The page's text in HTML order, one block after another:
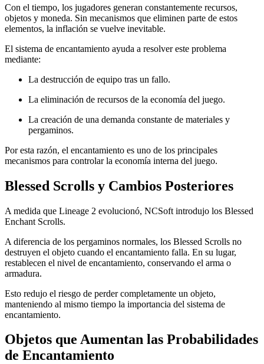
Con el tiempo, los jugadores generan constantemente recursos,
objetos y moneda. Sin mecanismos que eliminen parte de estos
elementos, la inflación se vuelve inevitable.
El sistema de encantamiento ayuda a resolver este problema
mediante:
La destrucción de equipo tras un fallo.
La eliminación de recursos de la economía del juego.
La creación de una demanda constante de materiales y
pergaminos.
Por esta razón, el encantamiento es uno de los principales
mecanismos para controlar la economía interna del juego.
Blessed Scrolls y Cambios Posteriores
A medida que Lineage 2 evolucionó, NCSoft introdujo los Blessed
Enchant Scrolls.
A diferencia de los pergaminos normales, los Blessed Scrolls no
destruyen el objeto cuando el encantamiento falla. En su lugar,
restablecen el nivel de encantamiento, conservando el arma o
armadura.
Esto redujo el riesgo de perder completamente un objeto,
manteniendo al mismo tiempo la importancia del sistema de
encantamiento.
Objetos que Aumentan las Probabilidades
de Encantamiento